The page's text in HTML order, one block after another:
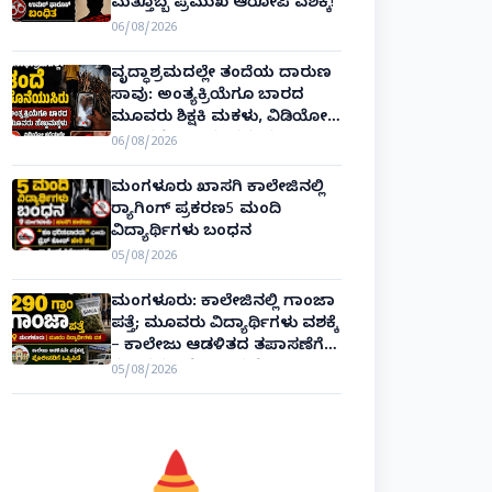
ಮತ್ತೊಬ್ಬ ಪ್ರಮುಖ ಆರೋಪಿ ವಶಕ್ಕೆ!
06/08/2026
ವೃದ್ಧಾಶ್ರಮದಲ್ಲೇ ತಂದೆಯ ದಾರುಣ
ಸಾವು: ಅಂತ್ಯಕ್ರಿಯೆಗೂ ಬಾರದ
ಮೂವರು ಶಿಕ್ಷಕಿ ಮಕಳು, ವಿಡಿಯೋ
ಕಾಲಿನಲ್ಲೇ ಅಂತಿಮ ದರ್ಶನ!
06/08/2026
ಮಂಗಳೂರು ಖಾಸಗಿ ಕಾಲೇಜಿನಲ್ಲಿ
ರ‌್ಯಾಗಿಂಗ್ ಪ್ರಕರಣ5 ಮಂದಿ
ವಿದ್ಯಾರ್ಥಿಗಳು ಬಂಧನ
05/08/2026
ಮಂಗಳೂರು: ಕಾಲೇಜಿನಲ್ಲಿ ಗಾಂಜಾ
ಪತ್ತೆ; ಮೂವರು ವಿದ್ಯಾರ್ಥಿಗಳು ವಶಕ್ಕೆ
– ಕಾಲೇಜು ಆಡಳಿತದ ತಪಾಸಣೆಗೆ
ಕಮಿಷನರ್ ರೆಡ್ಡಿ ಶ್ಲಾಘನೆ!
05/08/2026